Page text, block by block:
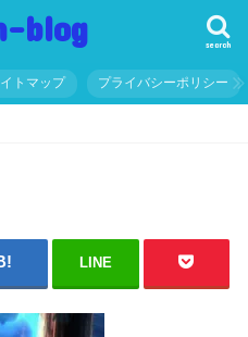
blog search
トマップ プライバシーポリシー
LINE